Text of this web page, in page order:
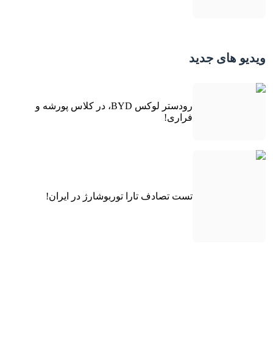
ویدیو های جدید
رودستر لوکس BYD، در کلاس پورشه و
فراری!
تست تصادف تارا توربوشارژ در ایران!